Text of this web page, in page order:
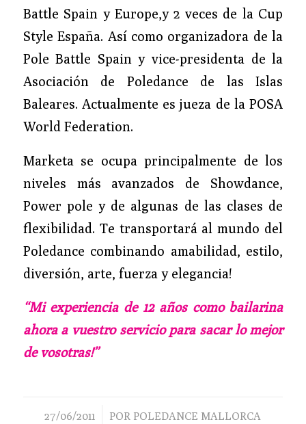
Battle Spain y Europe,y 2 veces de la Cup
Style España. Así como organizadora de la
Pole Battle Spain y vice-presidenta de la
Asociación de Poledance de las Islas
Baleares. Actualmente es jueza de la POSA
World Federation.
Marketa se ocupa principalmente de los
niveles más avanzados de Showdance,
Power pole y de algunas de las clases de
flexibilidad. Te transportará al mundo del
Poledance combinando amabilidad, estilo,
diversión, arte, fuerza y elegancia!
“Mi experiencia de 12 años como bailarina
ahora a vuestro servicio para sacar lo mejor
de vosotras!”
27/06/2011
/ POR POLEDANCE MALLORCA